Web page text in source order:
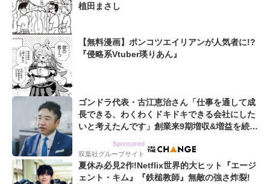
植田まさし
【無料漫画】ポンコツエイリアンが人気者に!?
『侵略系Vtuber瑛りあん』
ゴンドラ代表・古江恵治さん「仕事を通して成
長できる、わくわくドキドキできる会社にした
いと考えたんです」創業来9期増収&増益を続け
Sponsored
双葉社グループサイト
夏休み必見2作!Netflix世界的大ヒット『エージ
ェント・キム』『鉄槌教師』無敵の強さ炸裂!